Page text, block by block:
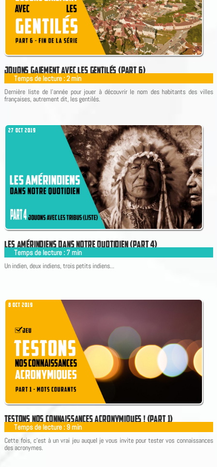
JOUONSGAIEMENTAVECLESGENTILÉS(PART6)
Temps de lecture :2min
Dernière liste de l'année pour jouer à découvrir le nom des habitants des villes
françaises, autrement dit, les gentilés.
LESAMÉRINDIENSDANSNOTREQUOTIDIEN(PART4)
27 OCT 2019
Temps de lecture : 7 min
Un indien, deux indiens, trois petits indiens...
TESTONSNOSCONNAISSANCESACRONYMIQUES!(PART1)
8 OCT 2019
Temps de lecture : 9min
Cette fois, c'est à un vrai jeu auquel je vous invite pour tester vos connaissances
des acronymes.